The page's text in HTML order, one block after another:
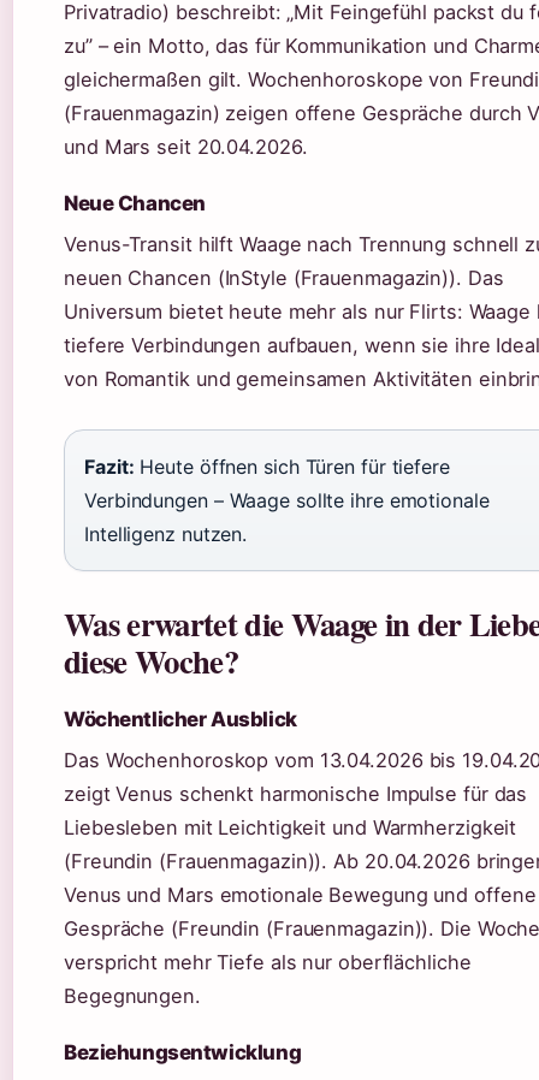
Privatradio) beschreibt: „Mit Feingefühl packst du
zu” – ein Motto, das für Kommunikation und
gleichermaßen gilt. Wochenhoroskope von
(Frauenmagazin) zeigen offene Gespräche durch
und Mars seit 20.04.2026.
Neue Chancen
Venus-Transit hilft Waage nach Trennung schnell
neuen Chancen (InStyle (Frauenmagazin)). Das
Universum bietet heute mehr als nur Flirts: Waage
tiefere Verbindungen aufbauen, wenn sie ihre
von Romantik und gemeinsamen Aktivitäten
Fazit: Heute öffnen sich Türen für tiefere
Verbindungen – Waage sollte ihre emotionale
Intelligenz nutzen.
Was erwartet die Waage in der
diese Woche?
Wöchentlicher Ausblick
Das Wochenhoroskop vom 13.04.2026 bis
zeigt Venus schenkt harmonische Impulse für das
Liebesleben mit Leichtigkeit und Warmherzigkeit
(Freundin (Frauenmagazin)). Ab 20.04.2026
Venus und Mars emotionale Bewegung und offene
Gespräche (Freundin (Frauenmagazin)). Die
verspricht mehr Tiefe als nur oberflächliche
Begegnungen.
Beziehungsentwicklung